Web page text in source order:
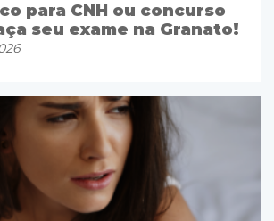
para CNH ou concurso
seu exame na Granato!